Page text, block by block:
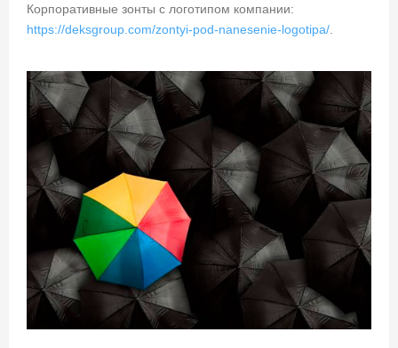
Корпоративные зонты с логотипом компании:
https://deksgroup.com/zontyi-pod-nanesenie-logotipa/